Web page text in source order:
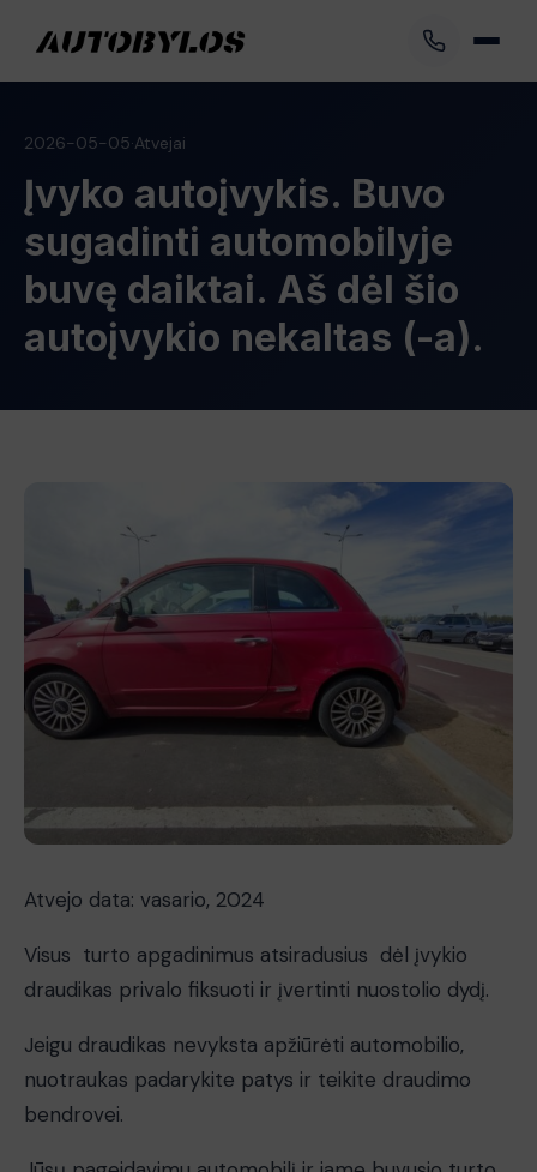
2026-05-05·Atvejai
Įvyko autoįvykis. Buvo
sugadinti automobilyje
buvę daiktai. Aš dėl šio
autoįvykio nekaltas (-a).
Atvejo data: vasario, 2024
Visus turto apgadinimus atsiradusius dėl įvykio
draudikas privalo fiksuoti ir įvertinti nuostolio dydį.
Jeigu draudikas nevyksta apžiūrėti automobilio,
nuotraukas padarykite patys ir teikite draudimo
bendrovei.